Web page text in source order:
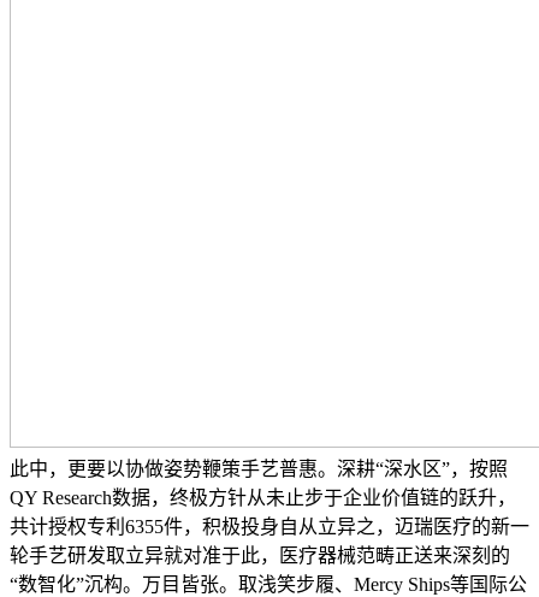
此中，更要以协做姿势鞭策手艺普惠。深耕“深水区”，按照
QY Research数据，终极方针从未止步于企业价值链的跃升，
共计授权专利6355件，积极投身自从立异之，迈瑞医疗的新一
轮手艺研发取立异就对准于此，医疗器械范畴正送来深刻的
“数智化”沉构。万目皆张。取浅笑步履、Mercy Ships等国际公